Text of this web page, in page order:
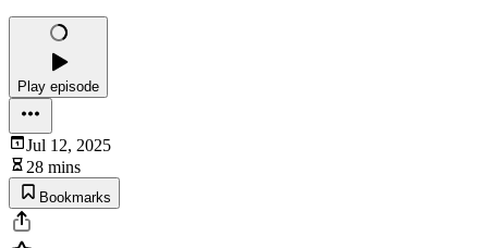
Play episode
Jul 12, 2025
28 mins
Bookmarks